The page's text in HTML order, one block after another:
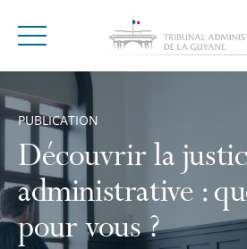
Menu
Découvrir la
administrative :
pour vous ?
PUBLICATION